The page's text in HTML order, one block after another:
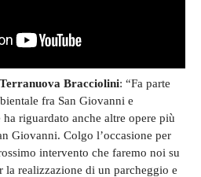
Bracciolini: “Fa parte
fra San Giovanni e
riguardato anche altre opere più
Giovanni. Colgo l’occasione per
intervento che faremo noi su
realizzazione di un parcheggio e